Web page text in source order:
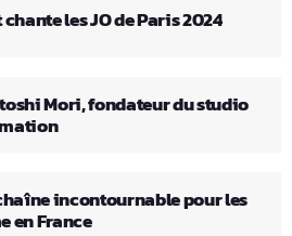
les JO de Paris 2024
Mori, fondateur du studio
incontournable pour les
en France